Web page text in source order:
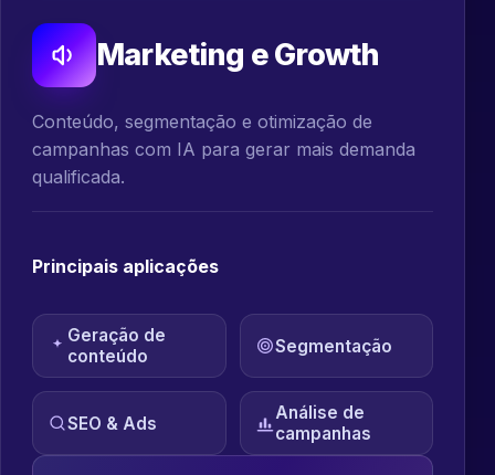
Marketing e Growth
Conteúdo, segmentação e otimização de
campanhas com IA para gerar mais demanda
qualificada.
Principais aplicações
Geração de
conteúdo
Segmentação
SEO & Ads
Análise de
campanhas